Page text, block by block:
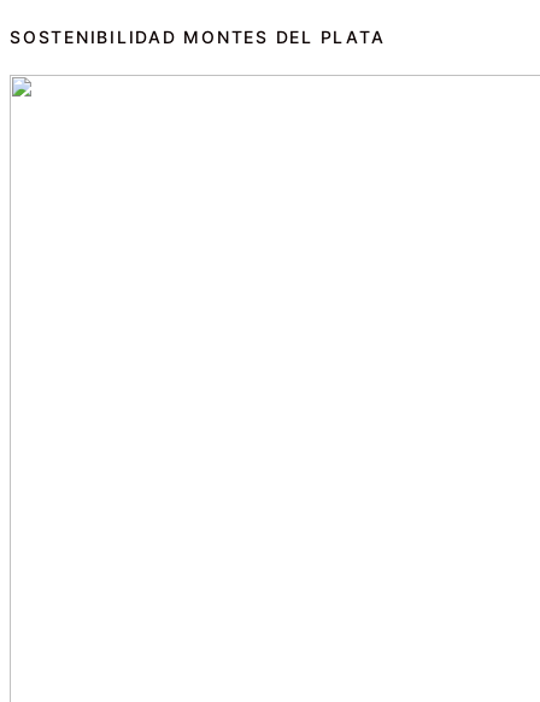
SOSTENIBILIDAD MONTES DEL PLATA